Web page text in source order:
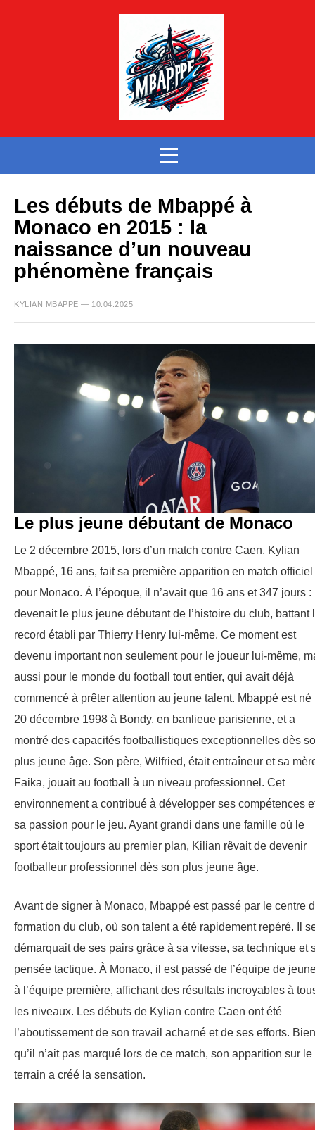
Les débuts de Mbappé à
Monaco en 2015 : la
naissance d’un nouveau
phénomène français
KYLIAN MBAPPE — 10.04.2025
Le plus jeune débutant de Monaco
Le 2 décembre 2015, lors d’un match contre Caen, Kylian
Mbappé, 16 ans, fait sa première apparition en match officiel
pour Monaco. À l’époque, il n’avait que 16 ans et 347 jours :
devenait le plus jeune débutant de l’histoire du club, battant
record établi par Thierry Henry lui-même. Ce moment est
devenu important non seulement pour le joueur lui-même,
aussi pour le monde du football tout entier, qui avait déjà
commencé à prêter attention au jeune talent. Mbappé est né
20 décembre 1998 à Bondy, en banlieue parisienne, et a
montré des capacités footballistiques exceptionnelles dès
plus jeune âge. Son père, Wilfried, était entraîneur et sa
Faika, jouait au football à un niveau professionnel. Cet
environnement a contribué à développer ses compétences
sa passion pour le jeu. Ayant grandi dans une famille où le
sport était toujours au premier plan, Kilian rêvait de devenir
footballeur professionnel dès son plus jeune âge.
Avant de signer à Monaco, Mbappé est passé par le centre
formation du club, où son talent a été rapidement repéré. Il
démarquait de ses pairs grâce à sa vitesse, sa technique et
pensée tactique. À Monaco, il est passé de l’équipe de
à l’équipe première, affichant des résultats incroyables à
les niveaux. Les débuts de Kylian contre Caen ont été
l’aboutissement de son travail acharné et de ses efforts. Bien
qu’il n’ait pas marqué lors de ce match, son apparition sur le
terrain a créé la sensation.